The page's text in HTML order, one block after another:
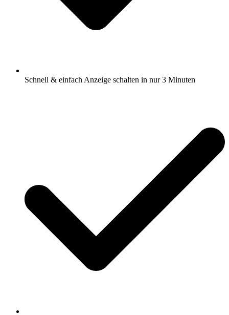
Schnell & einfach Anzeige schalten in nur 3 Minuten